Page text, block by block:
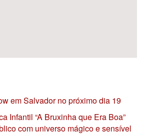
em Salvador no próximo dia 19
Infantil “A Bruxinha que Era Boa”
com universo mágico e sensível